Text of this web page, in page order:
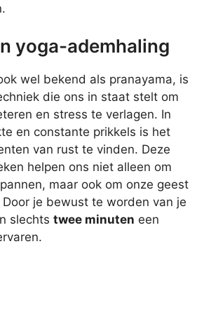
yoga-ademhaling
wel bekend als pranayama, is
die ons in staat stelt om
en stress te verlagen. In
en constante prikkels is het
van rust te vinden. Deze
helpen ons niet alleen om
maar ook om onze geest
je bewust te worden van je
slechts twee minuten een